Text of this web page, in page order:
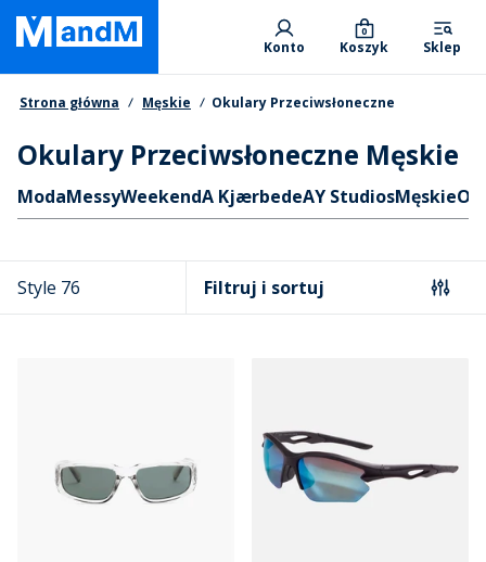
Skip
main
content
Primary departments
Konto Koszyk
0
Sklep
Nawigacja okruszkowa
Strona główna Męskie Okulary Przeciwsłoneczne
Okulary Przeciwsłoneczne Męskie
Skróty
ModaMessyWeekendA KjærbedeAY StudiosMęskie
Style 76 Filtruj i sortuj